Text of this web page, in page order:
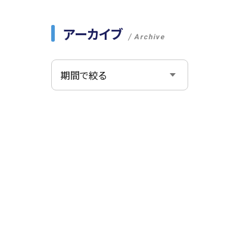
アーカイブ Archive